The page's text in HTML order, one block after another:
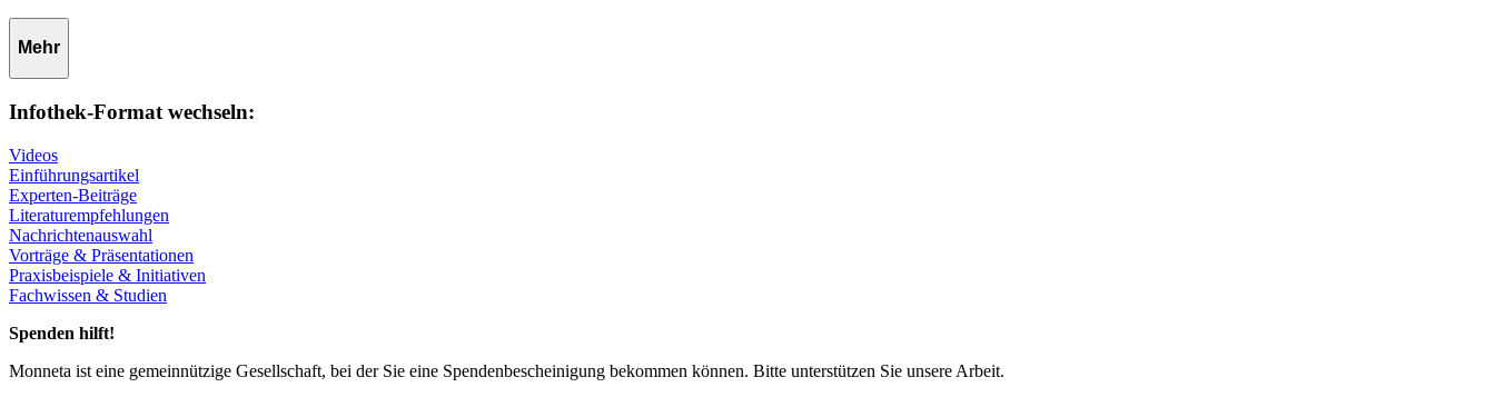
Mehr
Infothek-Format wechseln:
Videos
Einführungsartikel
Experten-Beiträge
Literaturempfehlungen
Nachrichtenauswahl
Vorträge & Präsentationen
Praxisbeispiele & Initiativen
Fachwissen & Studien
Spenden hilft!
Monneta ist eine gemeinnützige Gesellschaft, bei der Sie eine Spendenbescheinigung bekommen können. Bitte unterstützen Sie unsere Arbeit.